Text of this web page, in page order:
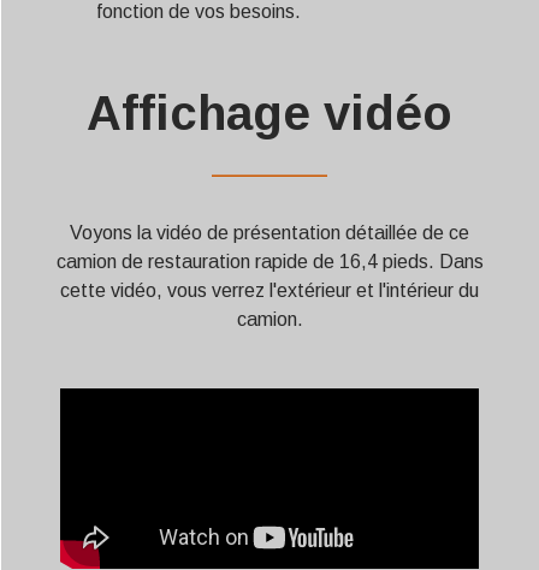
fonction de vos besoins.
Affichage vidéo
——————
Voyons la vidéo de présentation détaillée de ce
camion de restauration rapide de 16,4 pieds. Dans
cette vidéo, vous verrez l'extérieur et l'intérieur du
camion.